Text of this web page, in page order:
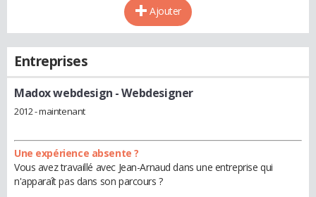
Ajouter
Entreprises
Madox webdesign - Webdesigner
2012 - maintenant
Une expérience absente ?
Vous avez travaillé avec Jean-Arnaud dans une entreprise qui
n'apparaît pas dans son parcours ?